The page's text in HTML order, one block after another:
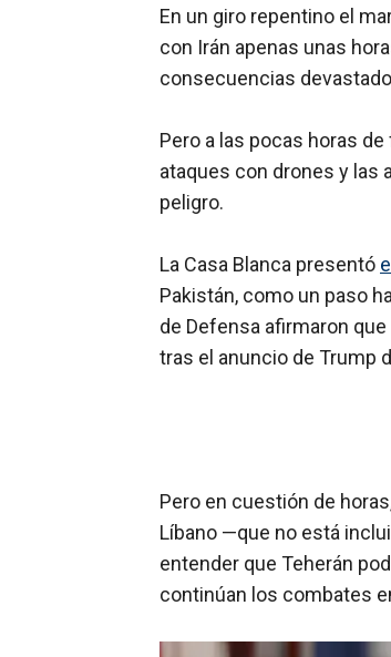
En un giro repentino el
con Irán apenas unas
consecuencias
Pero a las pocas horas
ataques con drones y las
peligro.
La Casa Blanca presentó
Pakistán, como un paso
de Defensa afirmaron
tras el anuncio de Trump
Pero en cuestión de
Líbano —que no está
entender que Teherán
continúan los combates